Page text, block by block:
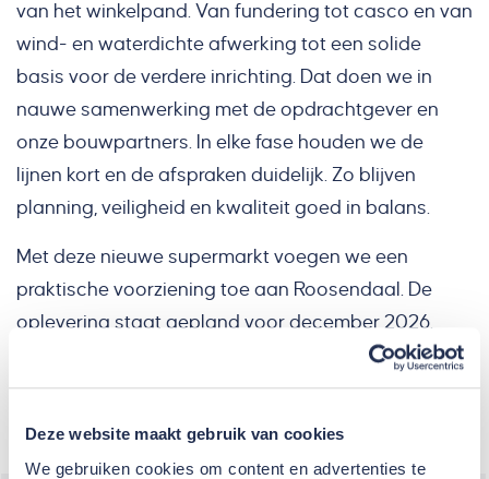
Deze website maakt gebruik van cookies
We gebruiken cookies om content en advertenties te
van het winkelpand. Van fundering tot casco en van
wind- en waterdichte afwerking tot een solide
basis voor de verdere inrichting. Dat doen we in
nauwe samenwerking met de opdrachtgever en
onze bouwpartners. In elke fase houden we de
lijnen kort en de afspraken duidelijk. Zo blijven
planning, veiligheid en kwaliteit goed in balans.
Met deze nieuwe supermarkt voegen we een
praktische voorziening toe aan Roosendaal. De
oplevering staat gepland voor december 2026.